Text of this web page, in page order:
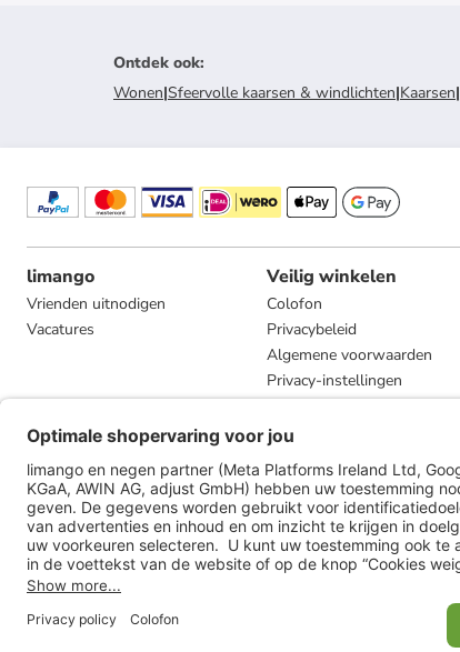
Ontdek ook:
Wonen|Sfeervolle kaarsen & windlichten|Kaarsen|
limango
Vrienden uitnodigen
Vacatures
Veilig winkelen
Colofon
Privacybeleid
Algemene voorwaarden
Privacy-instellingen
Compliance